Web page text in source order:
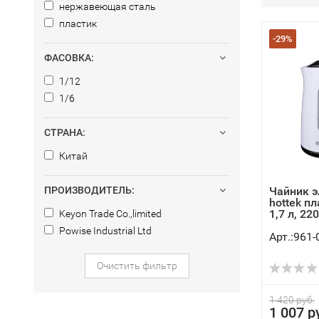
нержавеющая сталь
пластик
ФАСОВКА:
1/12
1/6
СТРАНА:
Китай
ПРОИЗВОДИТЕЛЬ:
Keyon Trade Co.,limited
Powise Industrial Ltd
Очистить фильтр
-29%
Чайник
hottek
1,7 л,
Арт.:961-
1 420 руб.
1 007